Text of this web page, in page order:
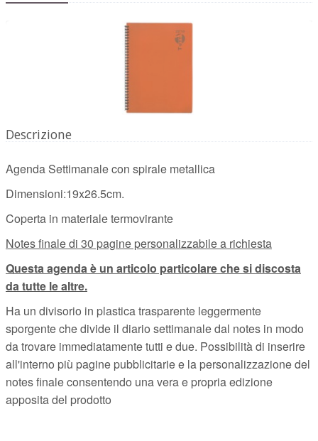
Descrizione
Agenda Settimanale con spirale metallica
Dimensioni:19x26.5cm.
Coperta in materiale termovirante
Notes finale di 30 pagine personalizzabile a richiesta
Questa agenda è un articolo particolare che si discosta
da tutte le altre.
Ha un divisorio in plastica trasparente leggermente
sporgente che divide il diario settimanale dal notes in modo
da trovare immediatamente tutti e due. Possibilità di inserire
all'interno più pagine pubblicitarie e la personalizzazione del
notes finale consentendo una vera e propria edizione
apposita del prodotto